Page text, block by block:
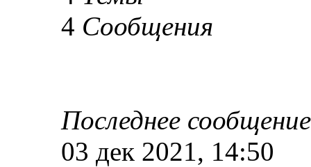
4 Сообщения
Последнее сообщение
03 дек 2021, 14:50